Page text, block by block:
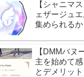
【シャニマ
ェザージュ
集められるか
【DMMバヌ
主を始めて
とデメリット